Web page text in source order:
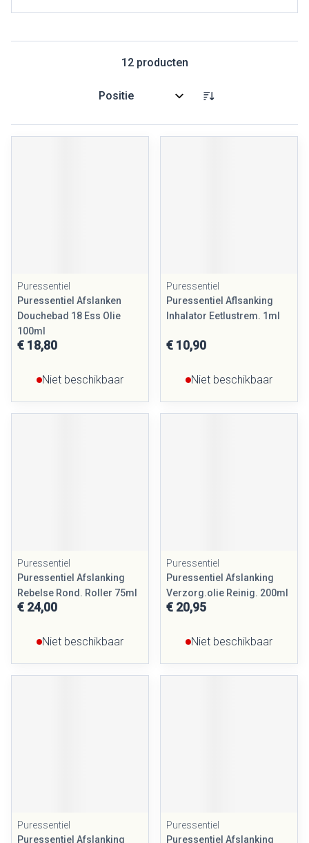
12producten
Sorteer op:
Puressentiel
Puressentiel Afslanken
Douchebad 18 Ess Olie
100ml
€ 18,80
Niet beschikbaar
Puressentiel
Puressentiel Aflsanking
Inhalator Eetlustrem. 1ml
€ 10,90
Niet beschikbaar
Puressentiel
Puressentiel Afslanking
Rebelse Rond. Roller 75ml
€ 24,00
Niet beschikbaar
Puressentiel
Puressentiel Afslanking
Verzorg.olie Reinig. 200ml
€ 20,95
Niet beschikbaar
Puressentiel
Puressentiel Afslanking
Puressentiel
Puressentiel Afslanking